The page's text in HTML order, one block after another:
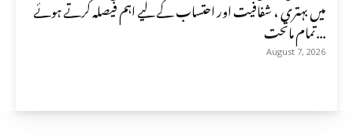
میں بہتری ، شفافیت اور احتساب کے لیے اہم فیصلہ کرتے ہوئے
تمام ماتحت...
August 7, 2026